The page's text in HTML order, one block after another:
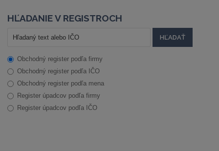
HĽADANIE V REGISTROCH
Obchodný register podľa firmy
Obchodný register podľa IČO
Obchodný register podľa mena
Register úpadcov podľa firmy
Register úpadcov podľa IČO